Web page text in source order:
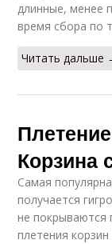
длинные, менее
время сбора по
Читать дальше
Корзина
Самая
получается
не покрываются
плетения